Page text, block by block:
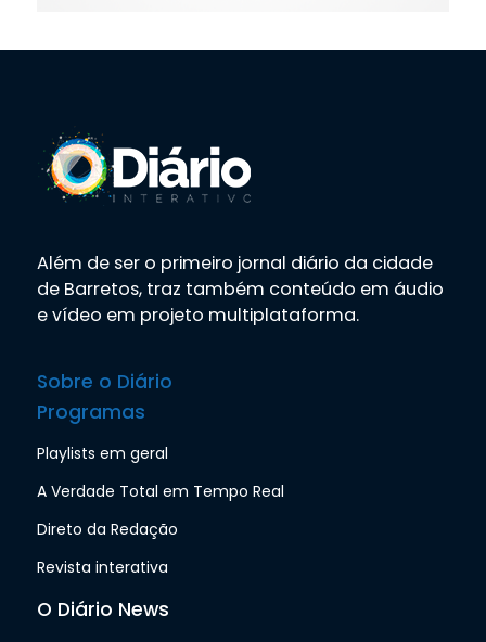
Além de ser o primeiro jornal diário da cidade
de Barretos, traz também conteúdo em áudio
e vídeo em projeto multiplataforma.
Sobre o Diário
Programas
Playlists em geral
A Verdade Total em Tempo Real
Direto da Redação
Revista interativa
O Diário News